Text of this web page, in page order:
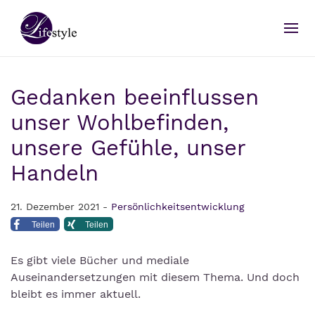
Gedanken beeinflussen
unser Wohlbefinden,
unsere Gefühle, unser
Handeln
21. Dezember 2021 - Persönlichkeitsentwicklung
Teilen Teilen
Es gibt viele Bücher und mediale
Auseinandersetzungen mit diesem Thema. Und doch
bleibt es immer aktuell.